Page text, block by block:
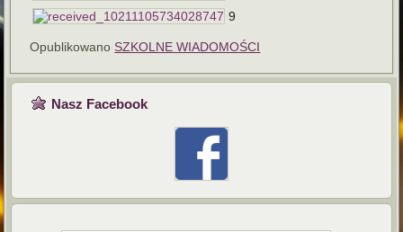
9
Opublikowano SZKOLNE WIADOMOŚCI
Nasz Facebook